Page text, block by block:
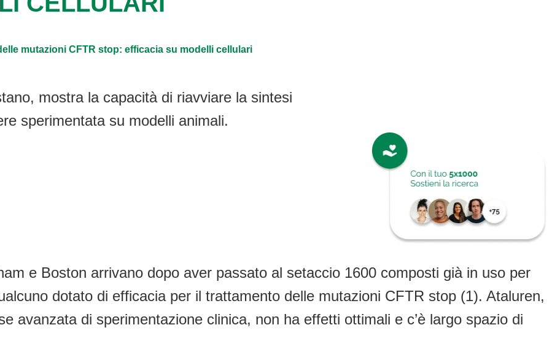
mutazioni CFTR stop: efficacia su modelli cellulari
mostra la capacità di riavviare la sintesi
sperimentata su modelli animali.
e Boston arrivano dopo aver passato al setaccio 1600 composti già in uso per
dotato di efficacia per il trattamento delle mutazioni CFTR stop (1). Ataluren,
avanzata di sperimentazione clinica, non ha effetti ottimali e c’è largo spazio di